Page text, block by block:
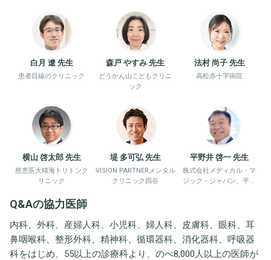
白月 遼 先生
患者目線のクリニック
森戸 やすみ 先生
どうかん山こどもクリニ
ック
法村 尚子 先生
高松赤十字病院
横山 啓太郎 先生
慈恵医大晴海トリトンク
リニック
堤 多可弘 先生
VISION PARTNERメンタル
クリニック四谷
平野井 啓一 先生
株式会社メディカル・マ
ジック・ジャパン、平野
Q&Aの協力医師
内科、外科、産婦人科、小児科、婦人科、皮膚科、眼科、耳
鼻咽喉科、整形外科、精神科、循環器科、消化器科、呼吸器
科をはじめ、55以上の診療科より、のべ8,000人以上の医師が